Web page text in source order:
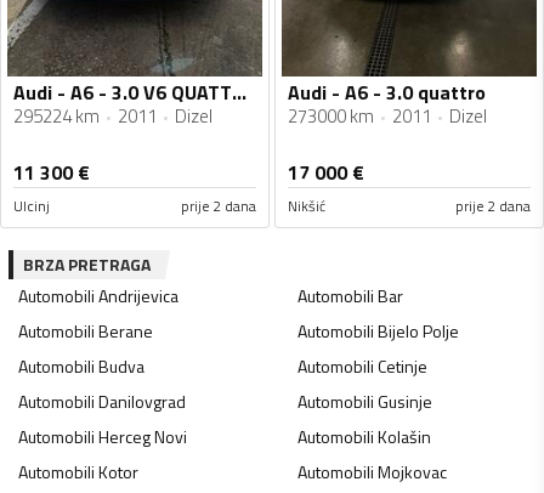
Audi - A6 - 3.0 V6 QUATTRO
295224 km 2011 Dizel
11 300€
Ulcinj prije 2 dana
Audi - A6 - 3.0 quattro
273000 km 2011 Dizel
17 000€
Nikšić prije 2 dana
BRZA PRETRAGA
AutomobiliAndrijevica AutomobiliBar
AutomobiliBerane AutomobiliBijelo Polje
AutomobiliBudva AutomobiliCetinje
AutomobiliDanilovgrad AutomobiliGusinje
AutomobiliHerceg Novi AutomobiliKolašin
AutomobiliKotor AutomobiliMojkovac